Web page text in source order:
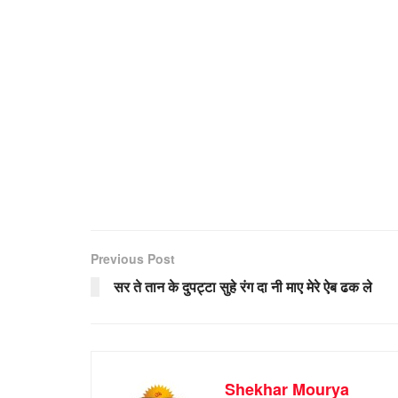
Previous Post
सर ते तान के दुपट्टा सुहे रंग दा नी माए मेरे ऐब ढक ले
Shekhar Mourya